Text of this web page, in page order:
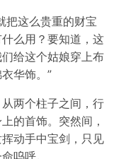
把这么贵重的财宝
么用？要知道，这
给这个姑娘穿上布
华饰。”
两个柱子之间，行
的首饰。突然间，
动手中宝剑，只见
呜呼。